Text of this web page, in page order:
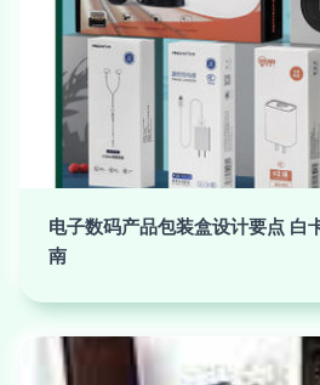
电子数码产品包装盒设计要点 白
南